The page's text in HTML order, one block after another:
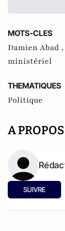
MOTS-CLES
Damien Abad ,
ministériel
THEMATIQUES
Politique
A
SUIVRE